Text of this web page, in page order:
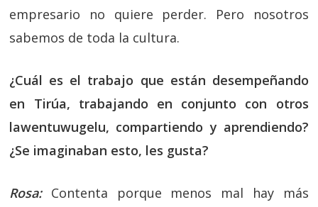
empresario no quiere perder. Pero nosotros
sabemos de toda la cultura.
¿Cuál es el trabajo que están desempeñando
en Tirúa, trabajando en conjunto con otros
lawentuwugelu, compartiendo y aprendiendo?
¿Se imaginaban esto, les gusta?
Rosa:Contenta porque menos mal hay más